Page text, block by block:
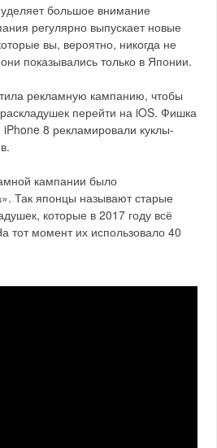
большое внимание
регулярно выпускает новые
вы, вероятно, никогда не
показывались только в Японии.
рекламную кампанию, чтобы
перейти на iOS. Фишка
8 рекламировали куклы-
кампании было
Так японцы называют старые
которые в 2017 году всё
момент их использовало 40